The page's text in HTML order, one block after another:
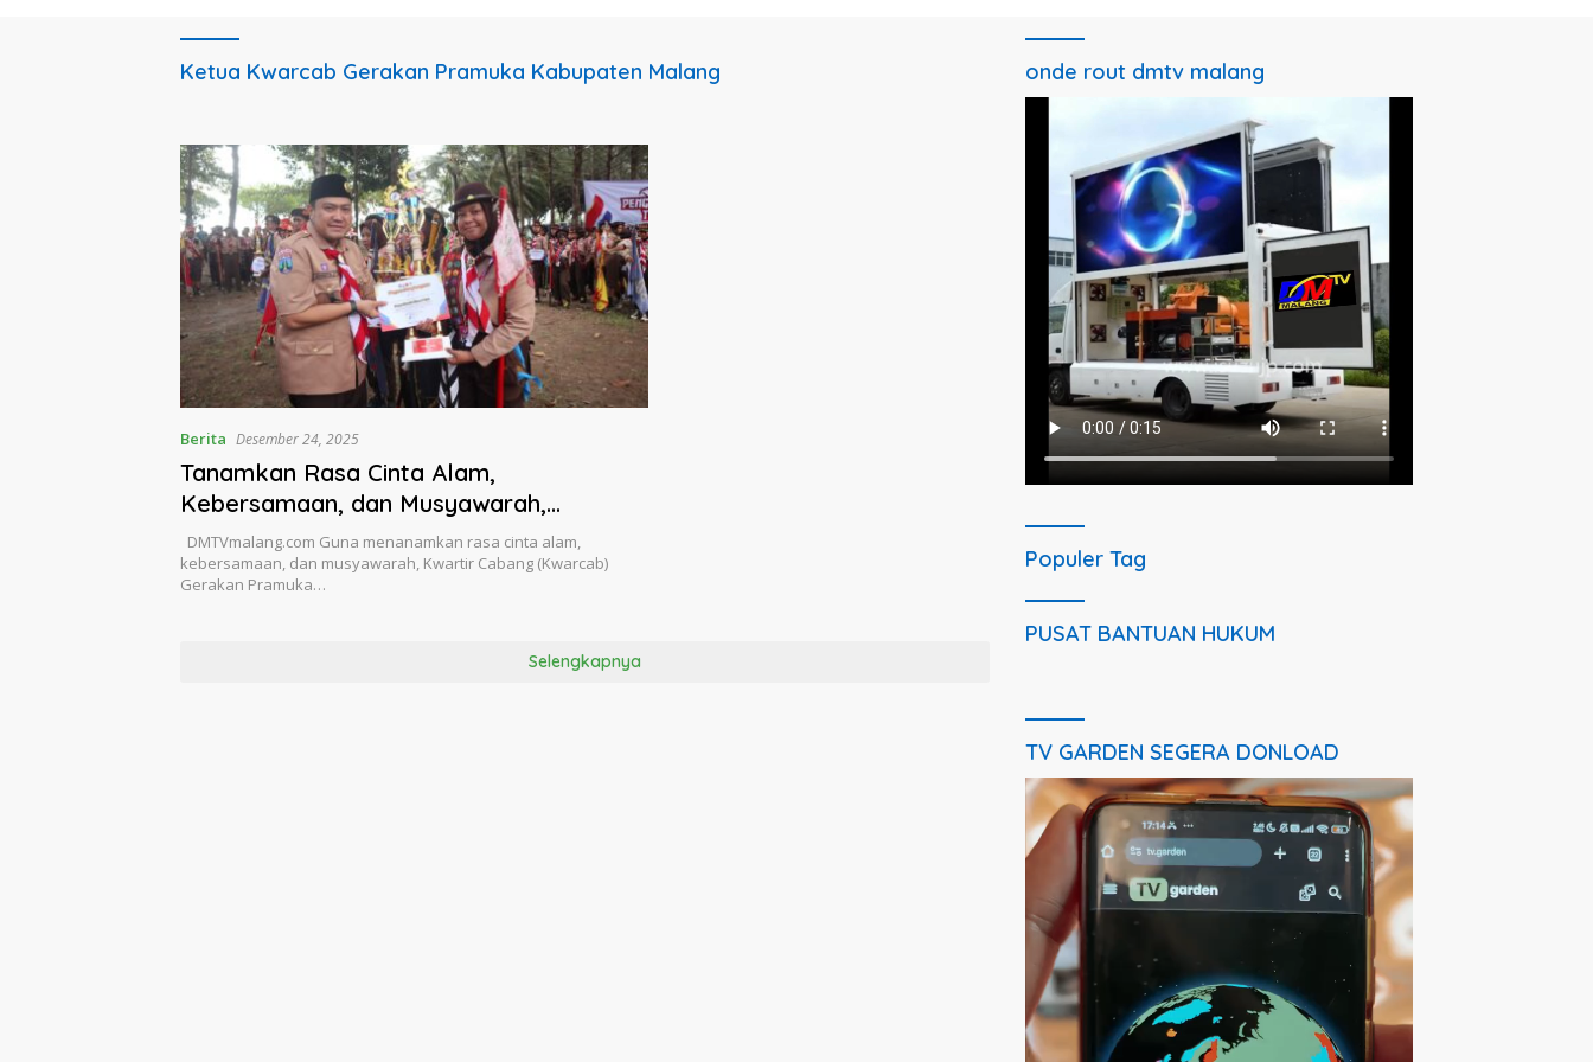
Ketua Kwarcab Gerakan Pramuka Kabupaten Malang
Berita Desember 24, 2025
Tanamkan Rasa Cinta Alam,
Kebersamaan, dan Musyawarah,
Kwarcab Gerakan Pramuka Kabupaten
Malang Gelar Giat Prestasi Penggalang
Garuda Tahun 2025
DMTVmalang.com Guna menanamkan rasa cinta alam,
kebersamaan, dan musyawarah, Kwartir Cabang (Kwarcab)
Gerakan Pramuka…
Selengkapnya
onde rout dmtv malang
Populer Tag
PUSAT BANTUAN HUKUM
TV GARDEN SEGERA DONLOAD